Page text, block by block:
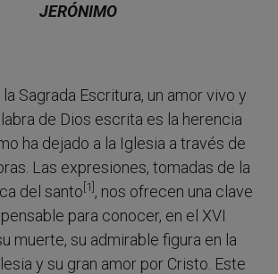
JERÓNIMO
Sagrada Escritura, un amor vivo y
de Dios escrita es la herencia
ha dejado a la Iglesia a través de
Las expresiones, tomadas de la
del santo[1], nos ofrecen una clave
para conocer, en el XVI
muerte, su admirable figura en la
y su gran amor por Cristo. Este